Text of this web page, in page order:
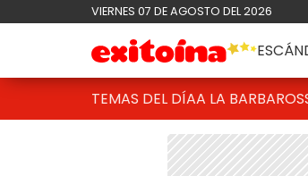
VIERNES 07 DE AGOSTO DEL 2026
TEMAS DEL DÍAA LA